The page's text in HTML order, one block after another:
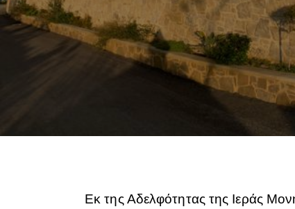
Εκ της Αδελφότητας της Ιεράς